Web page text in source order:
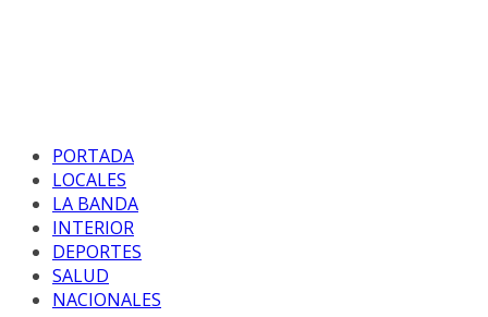
PORTADA
LOCALES
LA BANDA
INTERIOR
DEPORTES
SALUD
NACIONALES